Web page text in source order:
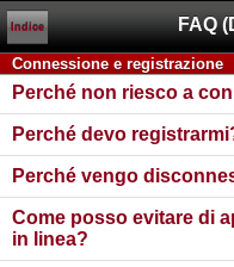
Indice
Connessione e registrazione
Perché non riesco a
Perché devo
Perché vengo
Come posso evitare di
in linea?